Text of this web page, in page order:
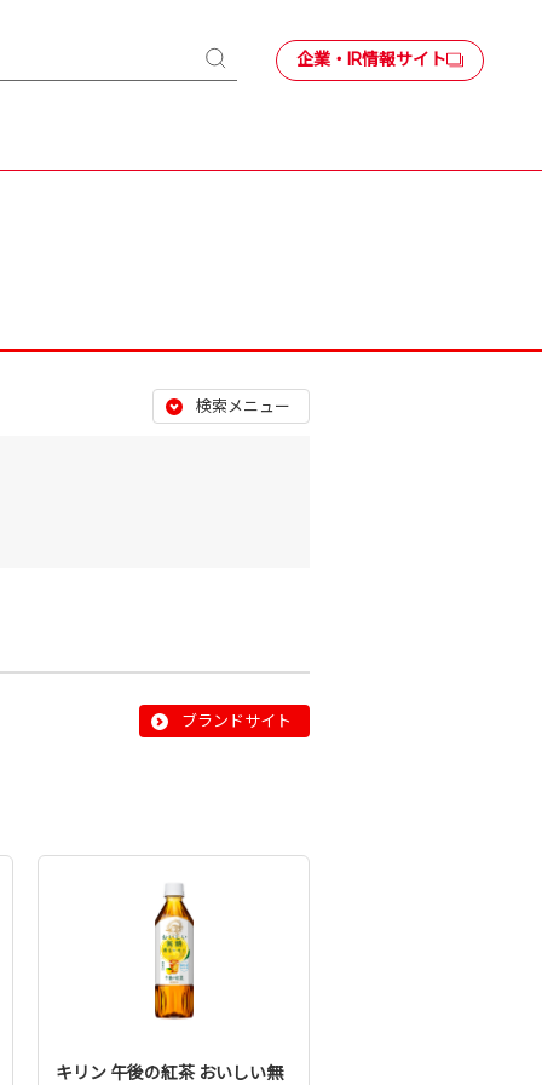
検
企業・IR情報サイト
検索メニュー
ブランドサイト
キリン 午後の紅茶 おいしい無